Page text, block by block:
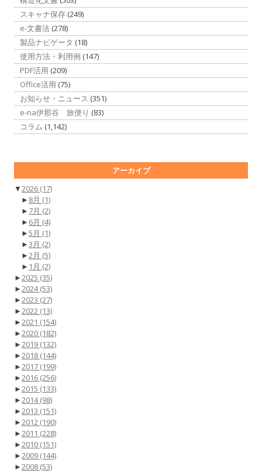
スキャナ保存 (249)
e-文書法 (278)
製品ナビゲータ (18)
使用方法・利用例 (147)
PDF活用 (209)
Office活用 (75)
お知らせ・ニュース (351)
e-na伊那谷 旅便り (83)
コラム (1,142)
アーカイブ
▼2026 (17)
► 8月 (1)
► 7月 (2)
► 6月 (4)
►5月 (1)
►3月 (2)
►2月 (5)
► 1月 (2)
►2025 (35)
►2024(53)
►2023 (27)
►2022 (13)
►2021 (154)
►2020 (182)
►2019 (132)
►2018 (144)
►2017 (199)
►2016 (256)
►2015 (133)
►2014(98)
►2013 (151)
►2012 (190)
►2011 (228)
►2010 (151)
►2009 (144)
►2008 (53)